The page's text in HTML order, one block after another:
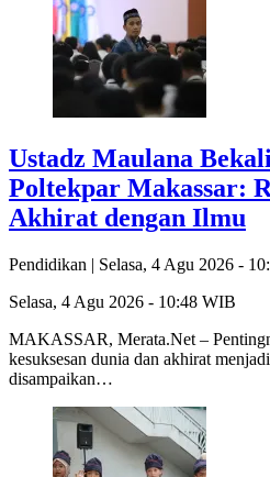
Ustadz Maulana
Poltekpar Makassar:
Akhirat dengan Ilmu
Pendidikan | Selasa, 4 Agu 2026 -
Selasa, 4 Agu 2026 - 10:48 WIB
MAKASSAR, Merata.Net –
kesuksesan dunia dan akhirat
disampaikan…